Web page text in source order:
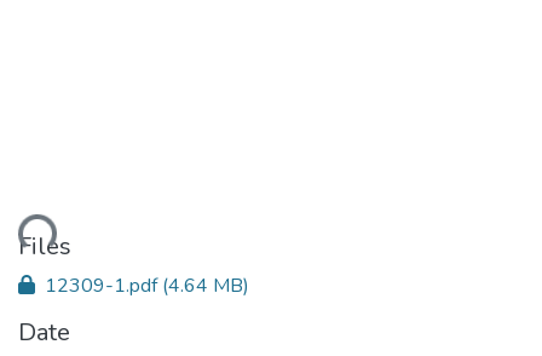
Files
12309-1.pdf(4.64 MB)
Date